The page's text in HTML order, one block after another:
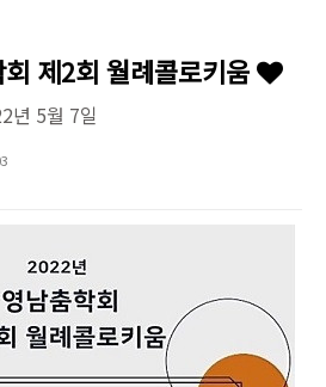
제2회 월례콜로키움
년 5월 7일